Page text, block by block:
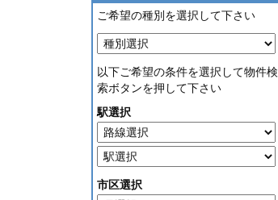
ご希望の種別を選択して下さい
以下ご希望の条件を選択して物件検
索ボタンを押して下さい
駅選択
市区選択